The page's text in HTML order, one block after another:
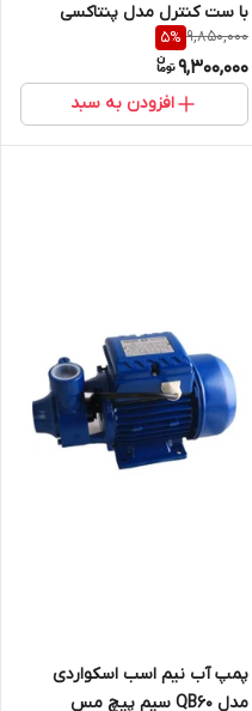
با ست کنترل مدل پنتاکسی
9,850,000
5%
9,300,000
افزودن به سبد
پمپ آب نیم اسب اسکواردی
مدل QB60 سیم پیچ مس